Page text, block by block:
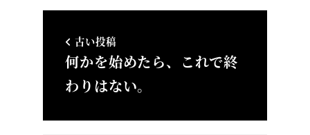
古い投稿
何かを始めたら、これで終
わりはない。